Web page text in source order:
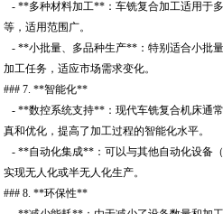
- **多种材料加工**：车铣复合加工适用于
等，适用范围广。
- **小批量、多品种生产**：特别适合小批
加工任务，适应市场需求变化。
### 7. **智能化**
- **数控系统支持**：现代车铣复合机床通
真和优化，提高了加工过程的智能化水平。
- **自动化集成**：可以与其他自动化设备
实现无人化或半无人化生产。
### 8. **环保性**